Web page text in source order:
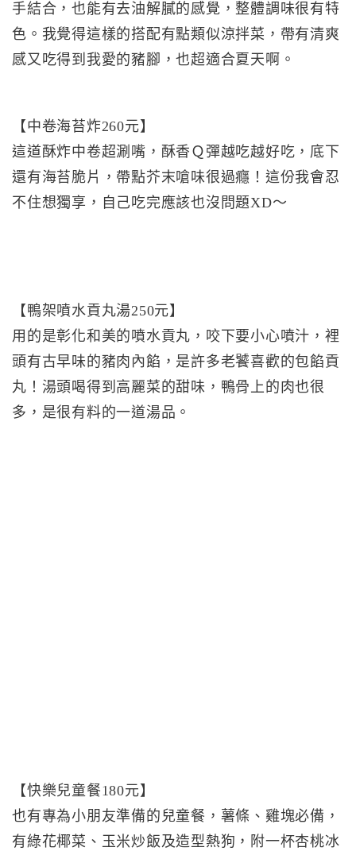
手結合，也能有去油解膩的感覺，整體調味很有特
色。我覺得這樣的搭配有點類似涼拌菜，帶有清爽
感又吃得到我愛的豬腳，也超適合夏天啊。
【中卷海苔炸260元】
這道酥炸中卷超涮嘴，酥香Ｑ彈越吃越好吃，底下
還有海苔脆片，帶點芥末嗆味很過癮！這份我會忍
不住想獨享，自己吃完應該也沒問題XD～
【鴨架噴水貢丸湯250元】
用的是彰化和美的噴水貢丸，咬下要小心噴汁，裡
頭有古早味的豬肉內餡，是許多老饕喜歡的包餡貢
丸！湯頭喝得到高麗菜的甜味，鴨骨上的肉也很
多，是很有料的一道湯品。
【快樂兒童餐180元】
也有專為小朋友準備的兒童餐，薯條、雞塊必備，
有綠花椰菜、玉米炒飯及造型熱狗，附一杯杏桃冰